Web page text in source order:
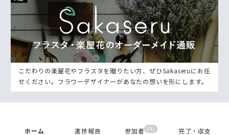
こだわりの楽屋花やフラスタを贈りたい方、ぜひSakaseruにお任
せください。フラワーデザイナーがあなたの想いを形にします。
ホーム 進捗報告 参加者 191 完了・収支